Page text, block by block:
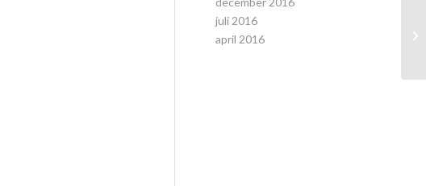
juli 2016
april 2016